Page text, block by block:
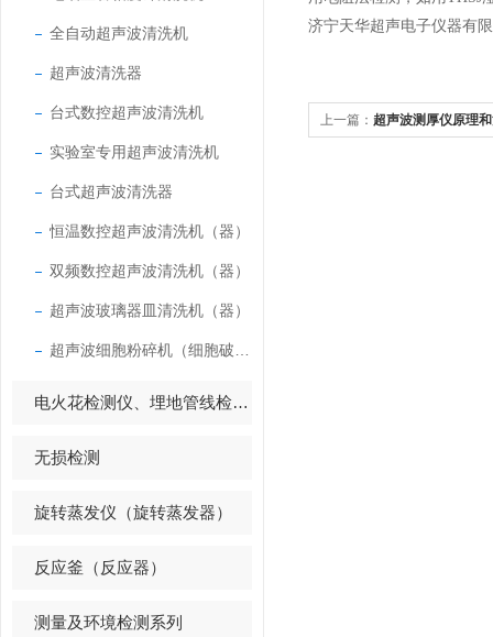
全自动超声波清洗机
超声波清洗器
台式数控超声波清洗机
实验室专用超声波清洗机
台式超声波清洗器
恒温数控超声波清洗机（器）
双频数控超声波清洗机（器）
超声波玻璃器皿清洗机（器）
电火花检测仪、埋地管线检测仪
无损检测
旋转蒸发仪（旋转蒸发器）
反应釜（反应器）
测量及环境检测系列
济宁天华超声电子仪器有
上一篇： 超声波测厚仪原理